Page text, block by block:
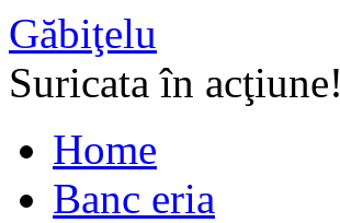
Găbiţelu
Suricata în acţiune!
Home
Banc eria